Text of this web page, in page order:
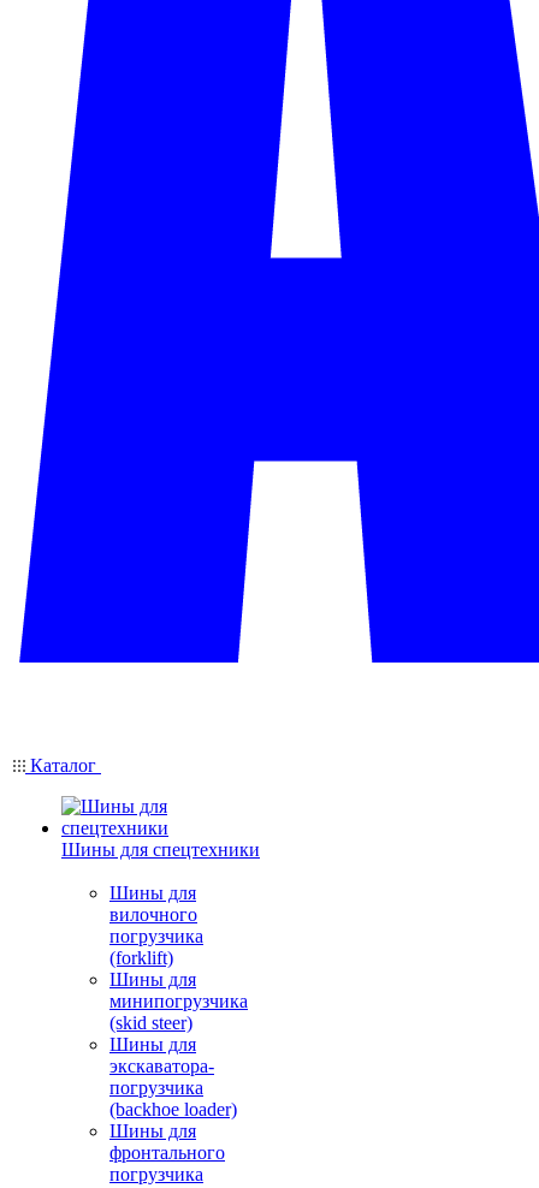
Каталог
Шины для спецтехники
Шины для
вилочного
погрузчика
(forklift)
Шины для
минипогрузчика
(skid steer)
Шины для
экскаватора-
погрузчика
(backhoe loader)
Шины для
фронтального
погрузчика